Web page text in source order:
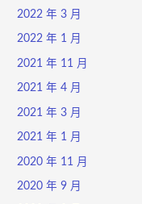
2022 年 3 月
2022 年 1 月
2021 年 11 月
2021 年 4 月
2021 年 3 月
2021 年 1 月
2020 年 11 月
2020 年 9 月